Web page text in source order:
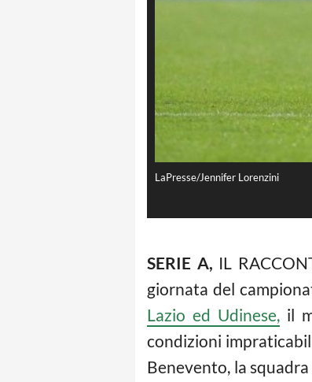
LaPresse/Jennifer Lorenzini
SERIE A, IL
giornata del
Lazio ed Udinese, il
condizioni
Benevento, la